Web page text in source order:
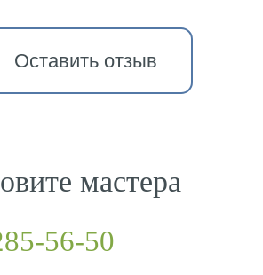
Оставить отзыв
мастера
56-50